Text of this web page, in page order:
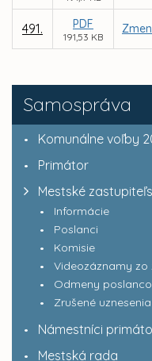
Samospráva
Komunálne voľby
Primátor
Mestské
Informácie
Poslanci
Komisie
Videozáznamy zo
Odmeny
Zrušené uznesenia
Námestníci
Mestská rada
491. PDF
191,53 KB